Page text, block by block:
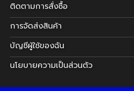
ติดตามการสั่งซื้อ
การจัดส่งสินค้า
บัญชีผู้ใช้ของฉัน
นโยบายความเป็นส่วนตัว